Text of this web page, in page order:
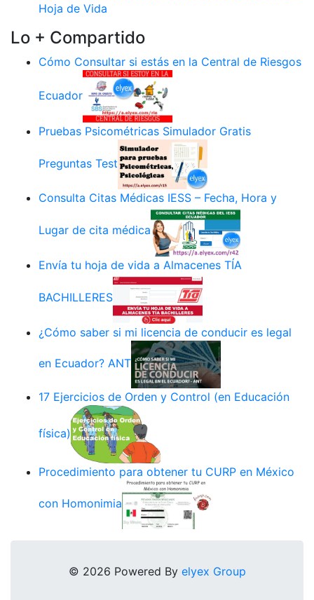
Hoja de Vida
Lo + Compartido
Cómo Consultar si estás en la Central de Riesgos
Ecuador
Pruebas Psicométricas Simulador Gratis
Preguntas Test
Consulta Citas Médicas IESS – Fecha, Hora y
Lugar de cita médica
Envía tu hoja de vida a Almacenes TÍA
BACHILLERES
¿Cómo saber si mi licencia de conducir es legal
en Ecuador? ANT
17 Ejercicios de Orden y Control (en Educación
física)
Procedimiento para obtener tu CURP en México
con Homonimia
© 2026 Powered By elyex Group